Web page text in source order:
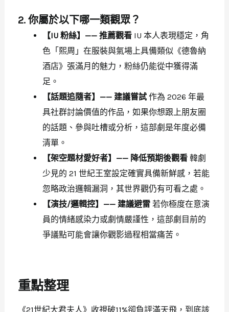
2. 你屬於以下哪一類觀眾？
【IU 粉絲】—— 推薦觀看IU 本人表現穩定，角
色「熙周」在服裝與氣場上具備類似《德魯納
酒店》張滿月的魅力，粉絲仍能從中獲得滿
足。
【話題追隨者】—— 建議嘗試作為 2026 年最
具社群討論價值的作品，如果你想跟上朋友圈
的話題、參與吐槽或分析，這部劇是年度必備
清單。
【架空題材愛好者】—— 降低預期後觀看韓劇
少見的 21 世紀王室設定確實具備新鮮感，若能
忽略政治邏輯漏洞，其世界觀仍有可看之處。
【演技/邏輯控】—— 建議避雷若你極度在意演
員的情緒感染力或劇情嚴謹性，這部劇目前的
爭議點可能會讓你觀影過程相當痛苦。
重點整理
《21世紀大君夫人》收視破11%卻負評滿天飛，到底該